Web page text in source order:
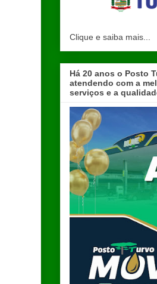
Clique e saiba mais...
Há 20 anos o Posto
atendendo com a
serviços e a